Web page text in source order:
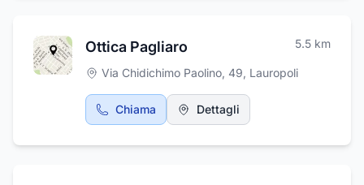
Ottica Pagliaro 5.5 km
Via Chidichimo Paolino, 49, Lauropoli
Chiama Dettagli